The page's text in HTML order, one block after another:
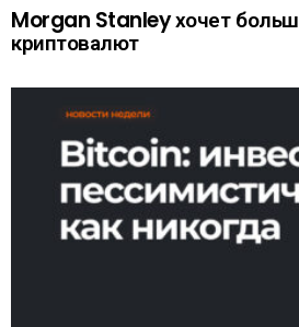
Morgan Stanley хочет
криптовалют